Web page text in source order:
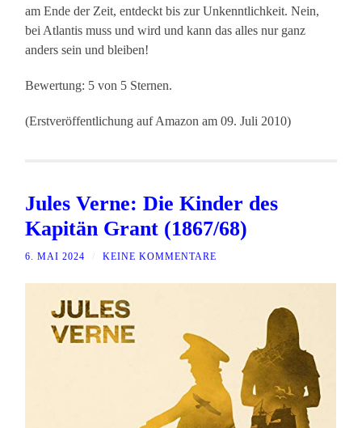
am Ende der Zeit, entdeckt bis zur Unkenntlichkeit. Nein,
bei Atlantis muss und wird und kann das alles nur ganz
anders sein und bleiben!
Bewertung: 5 von 5 Sternen.
(Erstveröffentlichung auf Amazon am 09. Juli 2010)
Jules Verne: Die Kinder des
Kapitän Grant (1867/68)
6. MAI 2024 KEINE KOMMENTARE